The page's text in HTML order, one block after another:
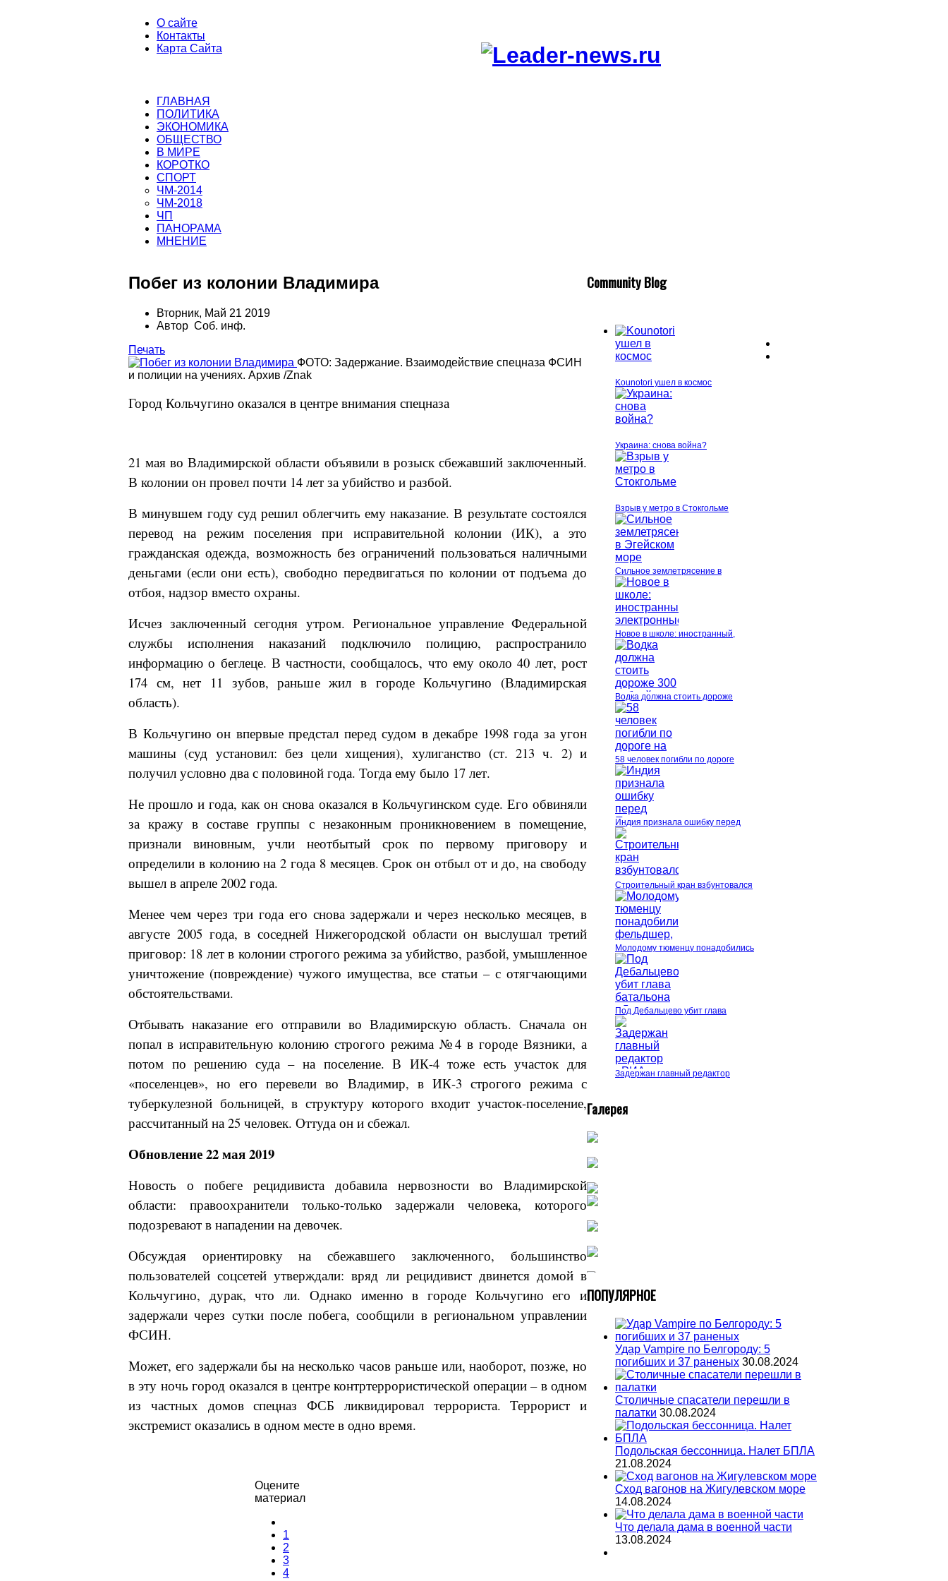
О сайте
Контакты
Карта Сайта
ГЛАВНАЯ
ПОЛИТИКА
ЭКОНОМИКА
ОБЩЕСТВО
В МИРЕ
КОРОТКО
СПОРТ
ЧМ-2014
ЧМ-2018
ЧП
ПАНОРАМА
МНЕНИЕ
Побег из колонии Владимира
Вторник, Май 21 2019
Автор Соб. инф.
Печать
ФОТО: Задержание. Взаимодействие спецназа ФСИН
и полиции на учениях. Архив /Znak
Город Кольчугино оказался в центре внимания спецназа
21 мая во Владимирской области объявили в розыск сбежавший заключенный.
В колонии он провел почти 14 лет за убийство и разбой.
В минувшем году суд решил облегчить ему наказание. В результате состоялся
перевод на режим поселения при исправительной колонии (ИК), а это
гражданская одежда, возможность без ограничений пользоваться наличными
деньгами (если они есть), свободно передвигаться по колонии от подъема до
отбоя, надзор вместо охраны.
Исчез заключенный сегодня утром. Региональное управление Федеральной
службы исполнения наказаний подключило полицию, распространило
информацию о беглеце. В частности, сообщалось, что ему около 40 лет, рост
174 см, нет 11 зубов, раньше жил в городе Кольчугино (Владимирская
область).
В Кольчугино он впервые предстал перед судом в декабре 1998 года за угон
машины (суд установил: без цели хищения), хулиганство (ст. 213 ч. 2) и
получил условно два с половиной года. Тогда ему было 17 лет.
Не прошло и года, как он снова оказался в Кольчугинском суде. Его обвиняли
за кражу в составе группы с незаконным проникновением в помещение,
признали виновным, учли неотбытый срок по первому приговору и
определили в колонию на 2 года 8 месяцев. Срок он отбыл от и до, на свободу
вышел в апреле 2002 года.
Менее чем через три года его снова задержали и через несколько месяцев, в
августе 2005 года, в соседней Нижегородской области он выслушал третий
приговор: 18 лет в колонии строгого режима за убийство, разбой, умышленное
уничтожение (повреждение) чужого имущества, все статьи – с отягчающими
обстоятельствами.
Отбывать наказание его отправили во Владимирскую область. Сначала он
попал в исправительную колонию строгого режима №4 в городе Вязники, а
потом по решению суда – на поселение. В ИК-4 тоже есть участок для
«поселенцев», но его перевели во Владимир, в ИК-3 строгого режима с
туберкулезной больницей, в структуру которого входит участок-поселение,
рассчитанный на 25 человек. Оттуда он и сбежал.
Обновление22мая 2019
Новость о побеге рецидивиста добавила нервозности во Владимирской
области: правоохранители только-только задержали человека, которого
подозревают в нападении на девочек.
Обсуждая ориентировку на сбежавшего заключенного, большинство
пользователей соцсетей утверждали: вряд ли рецидивист двинется домой в
Кольчугино, дурак, что ли. Однако именно в городе Кольчугино его и
задержали через сутки после побега, сообщили в региональном управлении
ФСИН.
Может, его задержали бы на несколько часов раньше или, наоборот, позже, но
в эту ночь город оказался в центре контртеррористической операции – в одном
из частных домов спецназ ФСБ ликвидировал террориста. Террорист и
экстремист оказались в одном месте в одно время.
Оцените
материал
1
2
3
4
Community Blog
Kounotori ушел в космос
Украина: снова война?
Взрыв у метро в Стокгольме
Сильное землетрясение в
Новое в школе: иностранный,
Водка должна стоить дороже
58 человек погибли по дороге
Индия признала ошибку перед
Строительный кран взбунтовался
Молодому тюменцу понадобились
Под Дебальцево убит глава
Задержан главный редактор
Галерея
ПОПУЛЯРНОЕ
Удар Vampire по Белгороду: 5
погибших и 37 раненых 30.08.2024
Столичные спасатели перешли в
палатки 30.08.2024
Подольская бессонница. Налет БПЛА
21.08.2024
Сход вагонов на Жигулевском море
14.08.2024
Что делала дама в военной части
13.08.2024